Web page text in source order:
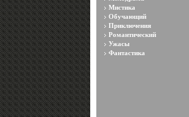
Мистика
Обучающий
Приключения
Романтический
Ужасы
Фантастика